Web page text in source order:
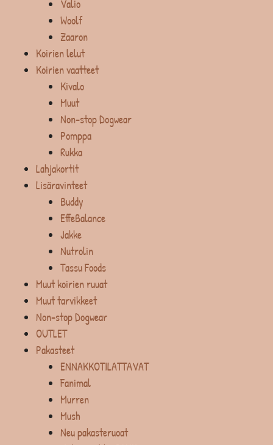
Valio
Woolf
Zaaron
Koirien lelut
Koirien vaatteet
Kivalo
Muut
Non-stop Dogwear
Pomppa
Rukka
Lahjakortit
Lisäravinteet
Buddy
EffeBalance
Jakke
Nutrolin
Tassu Foods
Muut koirien ruuat
Muut tarvikkeet
Non-stop Dogwear
OUTLET
Pakasteet
ENNAKKOTILATTAVAT
Fanimal
Murren
Mush
Neu pakasteruoat